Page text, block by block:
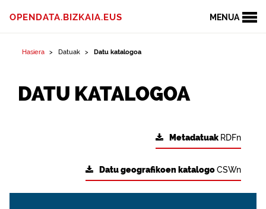
MENUA
OPENDATA.BIZKAIA.EUS
Hasiera Datuak Datu katalogoa
DATU KATALOGOA
Metadatuak RDFn
Datu geografikoen katalogoCSWn